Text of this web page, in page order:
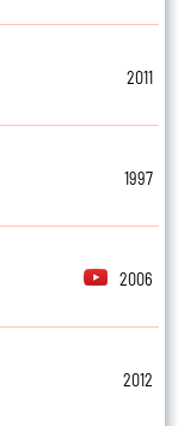
2011
1997
2006
2012